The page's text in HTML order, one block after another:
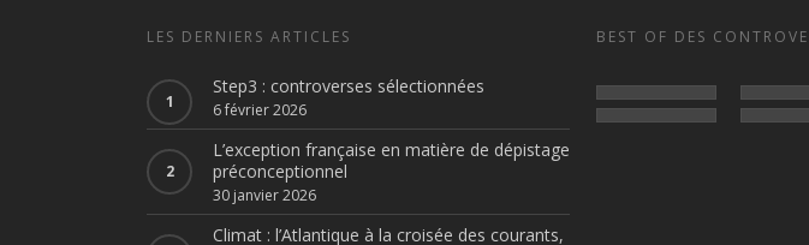
LES DERNIERS ARTICLES
Step3 : controverses sélectionnées
6 février 2026
L’exception française en matière de dépistage
préconceptionnel
30 janvier 2026
Climat : l’Atlantique à la croisée des courants,
BEST OF DES